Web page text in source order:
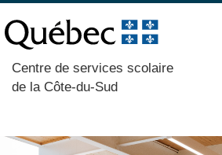
Centre de services scolaire
de la Côte-du-Sud